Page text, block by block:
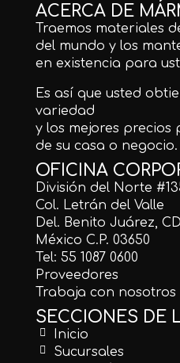
ACERCA DE
Traemos materiales
del mundo y los
en existencia para
Es así que usted
variedad
y los mejores precios
de su casa o negocio.
OFICINA
División del Norte
Col. Letrán del Valle
Del. Benito Juárez,
México C.P. 03650
Tel: 55 1087 0600
Proveedores
Trabaja con nosotros
SECCIONES DE
Inicio
Sucursales